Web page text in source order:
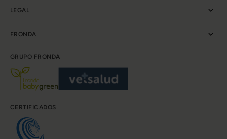
LEGAL
FRONDA
GRUPO FRONDA
CERTIFICADOS